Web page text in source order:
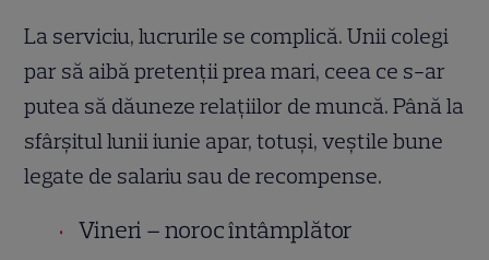
La serviciu, lucrurile se complică. Unii colegi
par să aibă pretenţii prea mari, ceea ce s-ar
putea să dăuneze relaţiilor de muncă. Până la
sfârşitul lunii iunie apar, totuşi, veştile bune
legate de salariu sau de recompense.
Vineri – noroc întâmplător